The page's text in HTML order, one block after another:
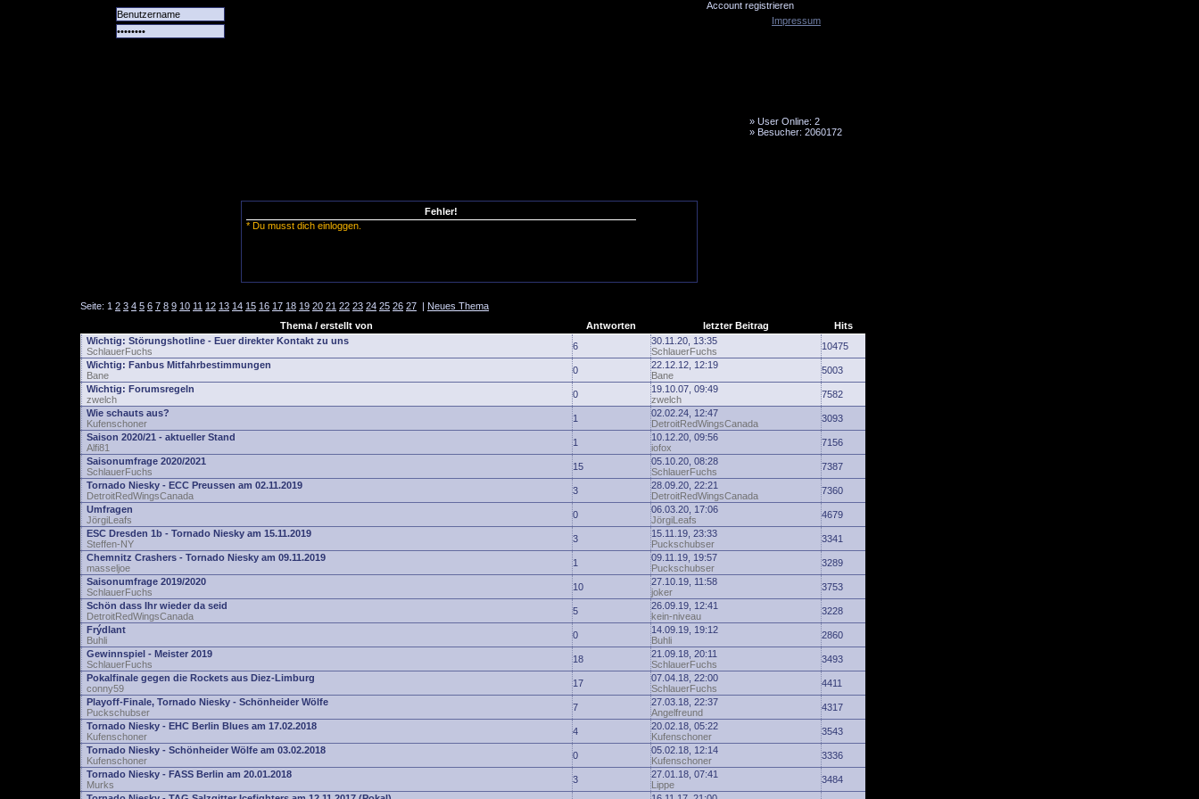
Account registrieren
» User Online: 2
» Besucher: 2060172
Fehler!
* Du musst dich einloggen.
Seite: 1 2 3 4 5 6 7 8 9 10 11 12 13 14 15 16 17 18 19 20 21 22 23 24 25 26 27 | Neues Thema
Thema / erstellt von
Antworten letzter Beitrag
Hits
Wichtig: Störungshotline - Euer direkter Kontakt zu uns
SchlauerFuchs
6
30.11.20, 13:35
SchlauerFuchs
10475
Wichtig: Fanbus Mitfahrbestimmungen
Bane
0
22.12.12, 12:19
Bane
5003
Wichtig: Forumsregeln
zwelch
0
19.10.07, 09:49
zwelch
7582
Wie schauts aus?
Kufenschoner
1
02.02.24, 12:47
DetroitRedWingsCanada
3093
Saison 2020/21 - aktueller Stand
Alfi81
1
10.12.20, 09:56
iofox
7156
Saisonumfrage 2020/2021
SchlauerFuchs
15
05.10.20, 08:28
SchlauerFuchs
7387
Tornado Niesky - ECC Preussen am 02.11.2019
DetroitRedWingsCanada
3
28.09.20, 22:21
DetroitRedWingsCanada
7360
Umfragen
JörgiLeafs
0
06.03.20, 17:06
JörgiLeafs
4679
ESC Dresden 1b - Tornado Niesky am 15.11.2019
Steffen-NY
3
15.11.19, 23:33
Puckschubser
3341
Chemnitz Crashers - Tornado Niesky am 09.11.2019
masseljoe
1
09.11.19, 19:57
Puckschubser
3289
Saisonumfrage 2019/2020
SchlauerFuchs
10
27.10.19, 11:58
joker
3753
Schön dass Ihr wieder da seid
DetroitRedWingsCanada
5
26.09.19, 12:41
kein-niveau
3228
Frýdlant
Buhli
0
14.09.19, 19:12
Buhli
2860
Gewinnspiel - Meister 2019
SchlauerFuchs
18
21.09.18, 20:11
SchlauerFuchs
3493
Pokalfinale gegen die Rockets aus Diez-Limburg
conny59
17
07.04.18, 22:00
SchlauerFuchs
4411
Playoff-Finale, Tornado Niesky - Schönheider Wölfe
Puckschubser
7
27.03.18, 22:37
Angelfreund
4317
Tornado Niesky - EHC Berlin Blues am 17.02.2018
Kufenschoner
4
20.02.18, 05:22
Kufenschoner
3543
Tornado Niesky - Schönheider Wölfe am 03.02.2018
Kufenschoner
0
05.02.18, 12:14
Kufenschoner
3336
Tornado Niesky - FASS Berlin am 20.01.2018
Murks
3
27.01.18, 07:41
Lippe
3484
Impressum